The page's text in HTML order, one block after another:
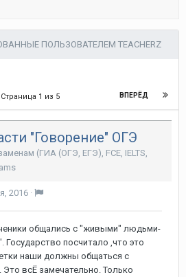
ПОЛЬЗОВАТЕЛЕМ TEACHERZ
ВПЕРЁД
Страница 1 из 5
"Говорение" ОГЭ
(ГИА (ОГЭ, ЕГЭ), FCE, IELTS,
2016 ·
общались с "живыми" людьми-
Государство посчитало ,что это
наши должны общаться с
всЁ замечательно. Только